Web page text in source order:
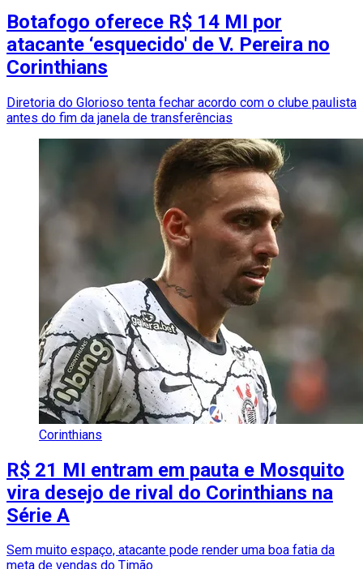
Botafogo oferece R$ 14 MI por
atacante ‘esquecido' de V. Pereira no
Corinthians
Diretoria do Glorioso tenta fechar acordo com o clube paulista
antes do fim da janela de transferências
Corinthians
R$ 21 MI entram em pauta e Mosquito
vira desejo de rival do Corinthians na
Série A
Sem muito espaço, atacante pode render uma boa fatia da
meta de vendas do Timão